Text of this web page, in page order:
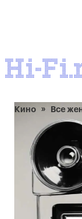
Кино Все